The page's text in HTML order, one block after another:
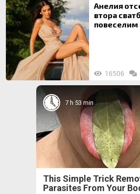
Анелия
втора
повеселим
16506
7 h 53 min
This Simple Trick
Parasites From Your